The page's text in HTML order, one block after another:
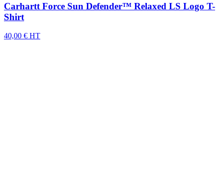
Carhartt Force Sun Defender™ Relaxed LS Logo T-
Shirt
40,00 € HT